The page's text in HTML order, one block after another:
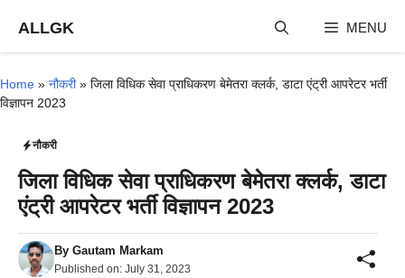
content
ALLGK MENU
Home » नौकरी» जिला विधिक सेवा प्राधिकरण बेमेतरा क्लर्क, डाटा एंट्री आपरेटर भर्ती
विज्ञापन 2023
नौकरी
जिला विधिक सेवा प्राधिकरण बेमेतरा क्लर्क, डाटा
एंट्री आपरेटर भर्ती विज्ञापन 2023
By Gautam Markam
Published on: July 31, 2023